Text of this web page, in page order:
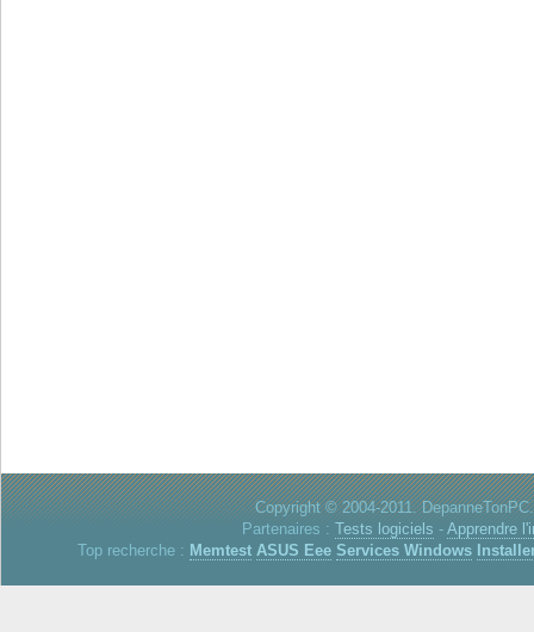
Copyright © 2004-2011.
Partenaires : Tests logiciels - Apprendre
Top recherche : Memtest ASUS Eee Services Windows